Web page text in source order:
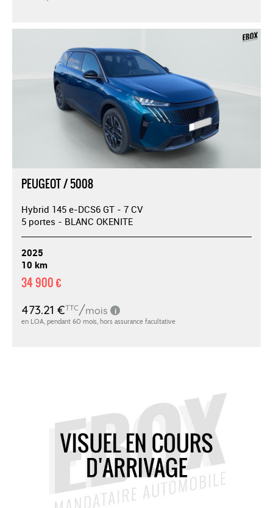
PEUGEOT / 5008
Hybrid 145 e-DCS6 GT - 7 CV
5 portes - BLANC OKENITE
2025
10 km
34 900 €